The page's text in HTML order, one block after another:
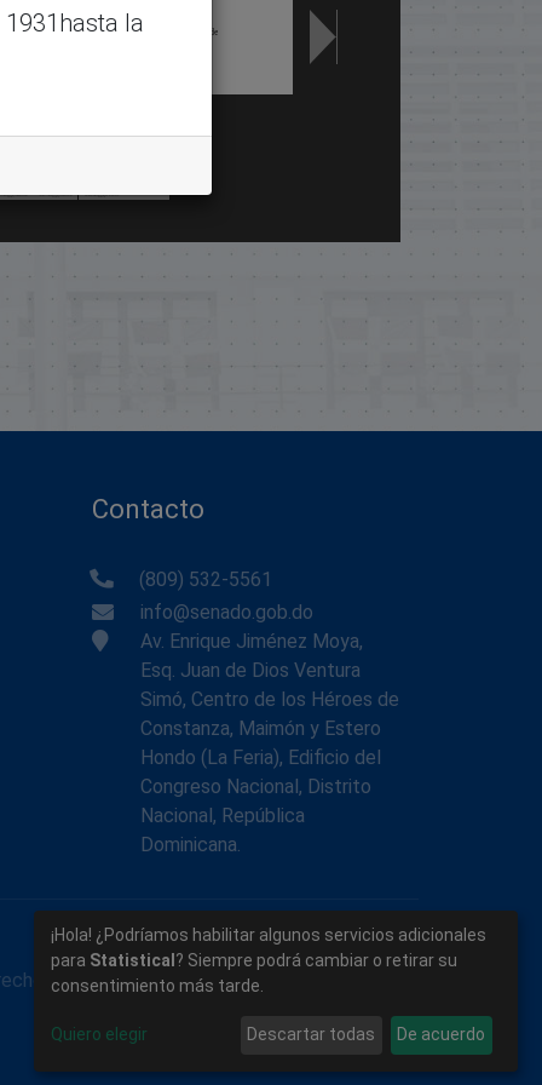
Contacto
(809) 532-5561
info@senado.gob.do
Av. Enrique Jiménez Moya,
Esq. Juan de Dios Ventura
Simó, Centro de los Héroes de
Constanza, Maimón y Estero
Hondo (La Feria), Edificio del
Congreso Nacional, Distrito
Nacional, República
Dominicana.
reservados.
la
¡Hola! ¿Podríamos habilitar algunos servicios adicionales
para Statistical ? Siempre podrá cambiar o retirar su
consentimiento más tarde.
Quiero elegir Descartar todas De acuerdo